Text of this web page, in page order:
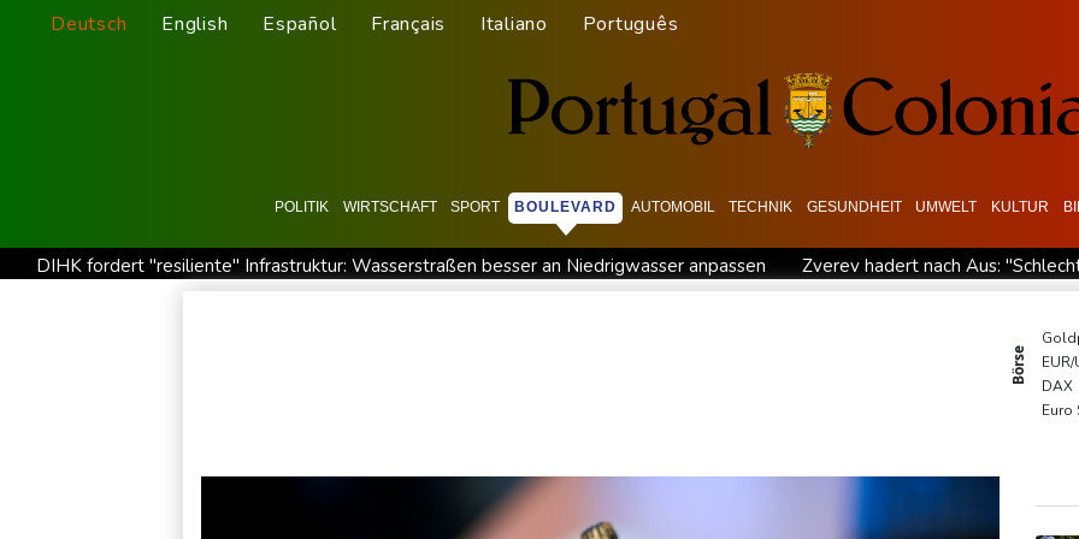
Deutsch English Español Français Italiano Português
POLITIK WIRTSCHAFT SPORT BOULEVARD AUTOMOBIL TECHNIK GESUNDHEIT UMWELT KULTUR
DIHK fordert "resiliente" Infrastruktur: Wasserstraßen besser an Niedrigwasser anpassen
Zverev hadert nach Aus:
Extremes Niedrigwasser: Verkehrsminister
Urteil in Prozess um tödlichen
Investoren-Affäre: Fifa-Spitze stellt
Börse
EUR/
DAX
Euro